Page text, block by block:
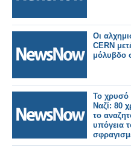
Οι
CERN
μόλυβδο
Το χρυσό
Ναζί: 80
το
υπόγεια